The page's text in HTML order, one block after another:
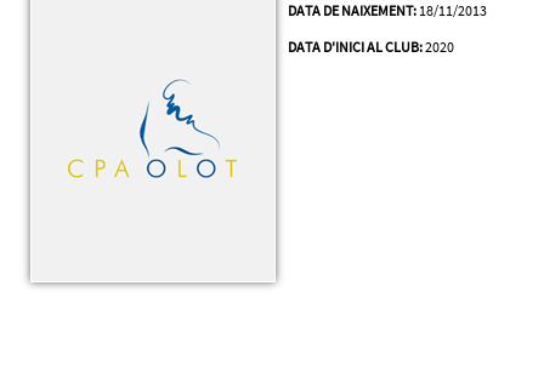
DATA DE NAIXEMENT: 18/11/2013
DATA D'INICI AL CLUB:2020